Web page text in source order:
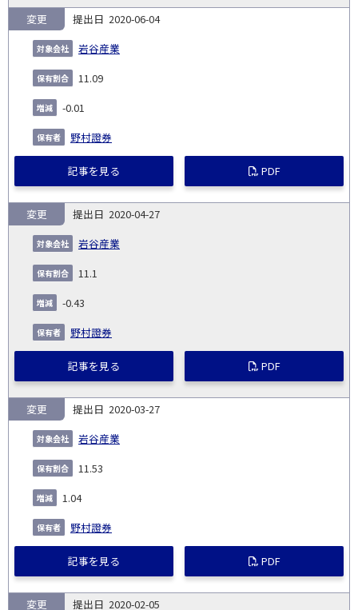
2020-06-04
岩谷産業
変更
11.09
-0.01
野村證券
記事を見る PDF
2020-04-27
岩谷産業
変更
11.1
-0.43
野村證券
記事を見る PDF
2020-03-27
岩谷産業
変更
11.53
1.04
野村證券
記事を見る PDF
2020-02-05
変更